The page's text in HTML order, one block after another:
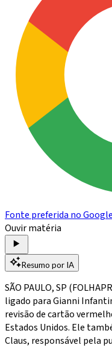
Fonte preferida no Google
Ouvir matéria
Resumo por IA
SÃO PAULO, SP
ligado para Gianni
revisão de cartão
Estados Unidos. Ele
Claus, responsável pela